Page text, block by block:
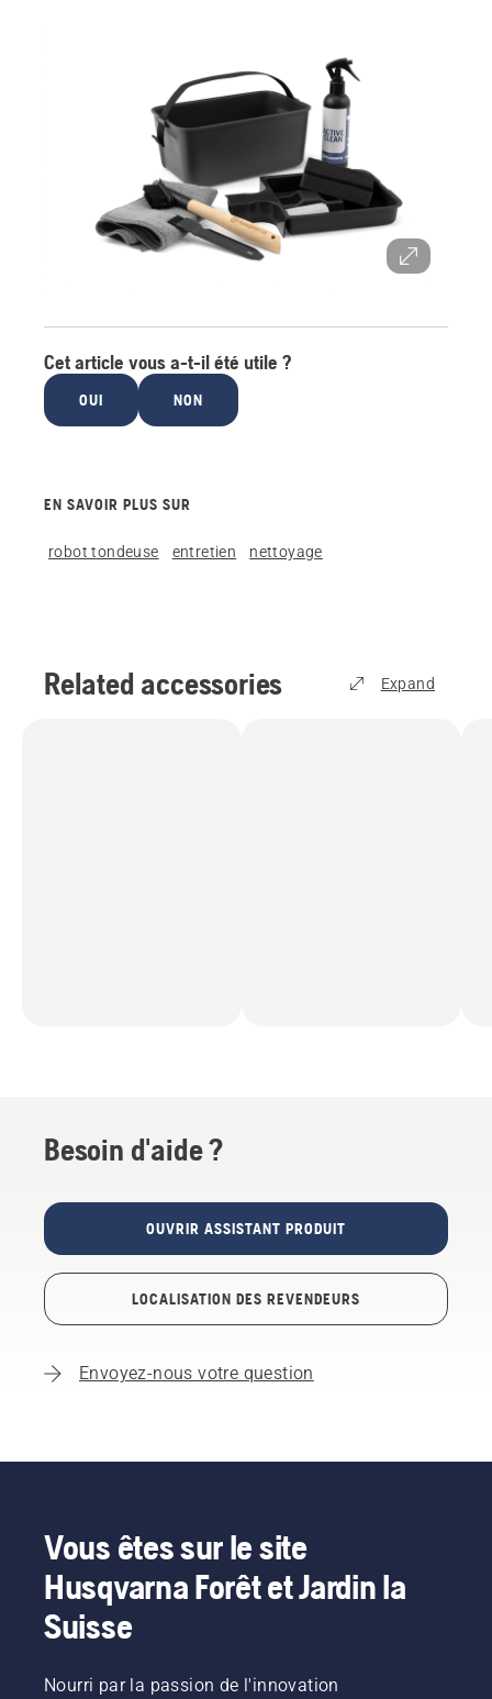
Cet article vous a-t-il été utile ?
OUI NON
EN SAVOIR PLUS SUR
robot tondeuse entretien nettoyage
Related accessories Expand
Besoin d'aide ?
OUVRIR ASSISTANT PRODUIT
LOCALISATION DES REVENDEURS
Envoyez-nous votre question
Vous êtes sur le site
Husqvarna Forêt et Jardin la
Suisse
Nourri par la passion de l'innovation